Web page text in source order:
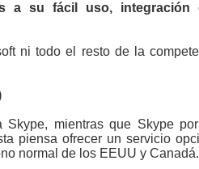
a su fácil uso, integración
ni todo el resto de la
mientras que Skype
piensa ofrecer un servicio
normal de los EEUU y Canadá.